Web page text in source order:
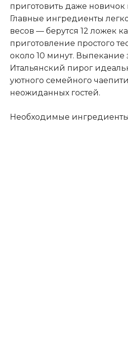
приготовить даже новичок
Главные ингредиенты
весов — берутся 12 ложек
приготовление простого
около 10 минут. Выпекание
Итальянский пирог
уютного семейного
неожиданных гостей.
Необходимые